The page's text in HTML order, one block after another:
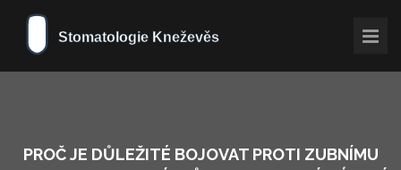
PROČ JE DŮLEŽITÉ BOJOVAT PROTI ZUBNÍMU